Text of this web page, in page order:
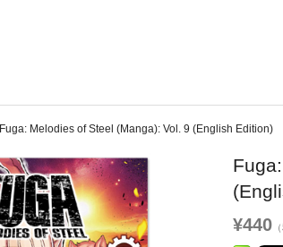
Fuga: Melodies of Steel (Manga): Vol. 9 (English Edition)
¥440（